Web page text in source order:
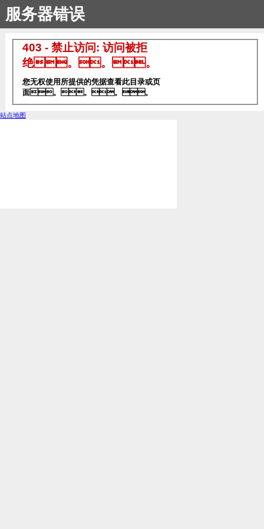
服务器错误
403 - 禁止访问: 访问被拒
绝。。。
您无权使用所提供的凭据查看此目录或页
面。。。。
站点地图